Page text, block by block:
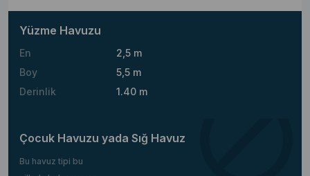
Yüzme Havuzu
En
2,5 m
Boy
5,5 m
Derinlik
1.40 m
Çocuk Havuzu yada Sığ Havuz
Bu havuz tipi bu